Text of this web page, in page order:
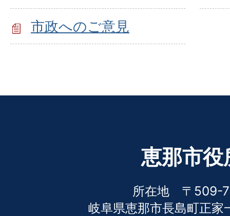
市政へのご意見
恵那市役
所在地 〒509-
岐阜県恵那市長島町正家